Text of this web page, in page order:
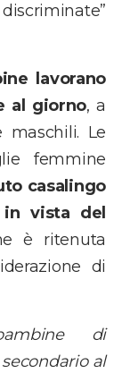
lavorano
al giorno, a
Le
femmine
casalingo
in vista del
è ritenuta
di
di
al